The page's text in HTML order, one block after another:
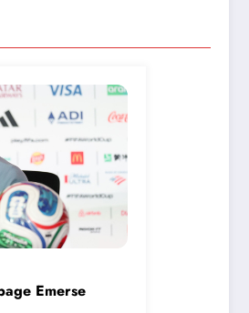
Emerse